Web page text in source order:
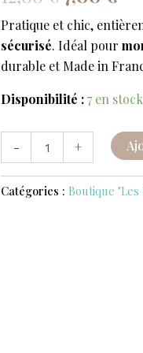
initial
était :
12,00 €.
Pratique et chic,
sécurisé. Idéal pour
durable et Made in
Disponibilité :7 en stock
-
BLANC
+
Catégories : Boutique